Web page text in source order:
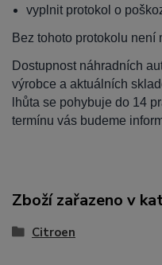
vyplnit protokol o
Bez tohoto protokolu není
Dostupnost náhradních
výrobce a aktuálních
lhůta se pohybuje do 14
termínu vás budeme
Zboží zařazeno v
Citroen